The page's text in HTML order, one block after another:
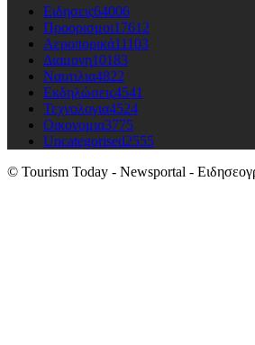
Ειδησεις64006
Προορισμοι17612
Αεροπορικά11103
Διαμονη10183
Ναυτιλια4822
Εκδηλώσεις4541
Τεχνολογια4524
Οικονομια3775
Uncategorised2555
© Tourism Today - Newsportal -